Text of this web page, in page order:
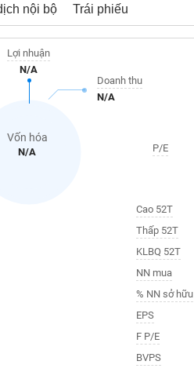
nội bộ Trái phiếu
Vốn hóa
N/A
Lợi nhuận
N/A
Doanh thu
N/A
P/E
Cao 52T
Thấp 52T
KLBQ 52T
NN mua
% NN sở hữu
EPS
F P/E
BVPS